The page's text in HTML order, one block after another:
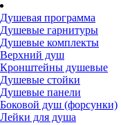
Душевая программа
Душевые гарнитуры
Душевые комплекты
Верхний душ
Кронштейны душевые
Душевые стойки
Душевые панели
Боковой душ (форсунки)
Лейки для душа